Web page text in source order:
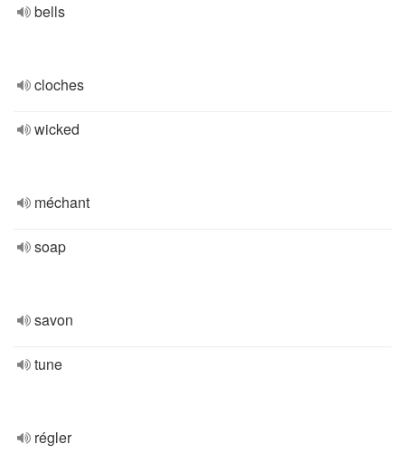
bells
cloches
wicked
méchant
soap
savon
tune
régler